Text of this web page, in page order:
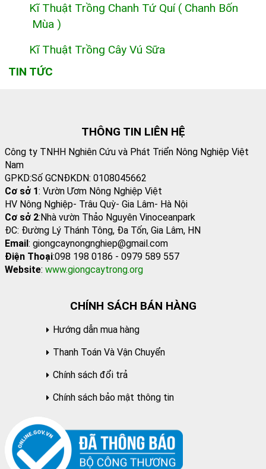
Kĩ Thuật Trồng Chanh Tứ Quí ( Chanh Bốn
Mùa )
Kĩ Thuật Trồng Cây Vú Sữa
TIN TỨC
THÔNG TIN LIÊN HỆ
Công ty TNHH Nghiên Cứu và Phát Triển Nông Nghiệp Việt
Nam
GPKD:Số GCNĐKDN: 0108045662
Cơ sở 1: Vườn Ươm Nông Nghiệp Việt
HV Nông Nghiệp- Trâu Quỳ- Gia Lâm- Hà Nội
Cơ sở 2:Nhà vườn Thảo Nguyên Vinoceanpark
ĐC: Đường Lý Thánh Tông, Đa Tốn, Gia Lâm, HN
Email: giongcaynongnghiep@gmail.com
Điện Thoại:098 198 0186 - 0979 589 557
Website: www.giongcaytrong.org
CHÍNH SÁCH BÁN HÀNG
Hướng dẫn mua hàng
Thanh Toán Và Vận Chuyển
Chính sách đổi trả
Chính sách bảo mật thông tin